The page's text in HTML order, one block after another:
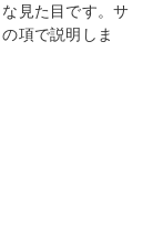
見た目です。サ
項で説明しま